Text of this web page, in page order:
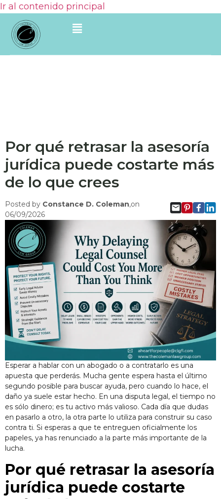
Ir al contenido principal
Por qué retrasar la asesoría
jurídica puede costarte más
de lo que crees
Posted by Constance D. Coleman,on
06/09/2026
Esperar a hablar con un abogado o a contratarlo es una
apuesta que perderás. Mucha gente espera hasta el último
segundo posible para buscar ayuda, pero cuando lo hace, el
daño ya suele estar hecho. En una disputa legal, el tiempo no
es sólo dinero; es tu activo más valioso. Cada día que dudas
en pasarlo a otro, la otra parte lo utiliza para construir su caso
contra ti. Si esperas a que te entreguen oficialmente los
papeles, ya has renunciado a la parte más importante de la
lucha.
Por qué retrasar la asesoría
jurídica puede costarte